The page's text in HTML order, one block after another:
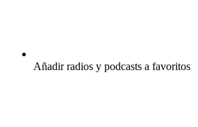
Añadir radios y podcasts a favoritos